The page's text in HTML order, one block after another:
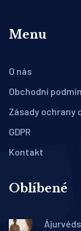
Menu
O nás
Obchodní
Zásady ochrany
GDPR
Kontakt
Oblíbené